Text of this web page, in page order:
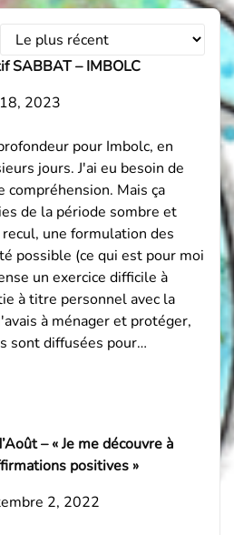
Trier
avis
par
SABBAT – IMBOLC
2023
pour Imbolc, en
jours. J'ai eu besoin de
compréhension. Mais ça
de la période sombre et
une formulation des
possible (ce qui est pour moi
un exercice difficile à
à titre personnel avec la
à ménager et protéger,
sont diffusées pour…
– « Je me découvre à
positives »
2, 2022